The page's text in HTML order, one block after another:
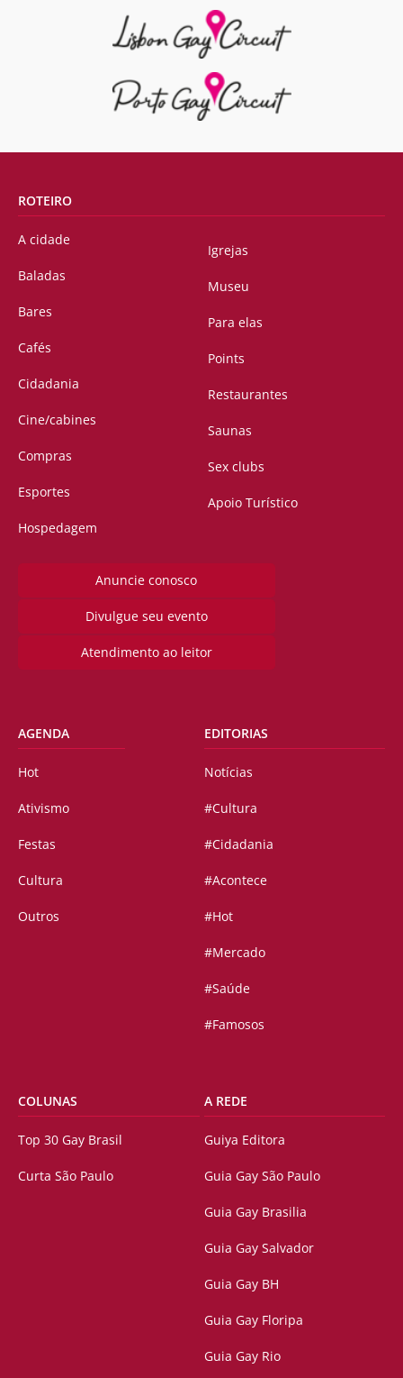
ROTEIRO
A cidade
Baladas
Bares
Cafés
Cidadania
Cine/cabines
Compras
Esportes
Hospedagem
Igrejas
Museu
Para elas
Points
Restaurantes
Saunas
Sex clubs
Apoio Turístico
Anuncie conosco
Divulgue seu evento
Atendimento ao leitor
AGENDA
Hot
Ativismo
Festas
Cultura
Outros
EDITORIAS
Notícias
#Cultura
#Cidadania
#Acontece
#Hot
#Mercado
#Saúde
#Famosos
COLUNAS
Top 30 Gay Brasil
Curta São Paulo
A REDE
Guiya Editora
Guia Gay São Paulo
Guia Gay Brasilia
Guia Gay Salvador
Guia Gay BH
Guia Gay Floripa
Guia Gay Rio